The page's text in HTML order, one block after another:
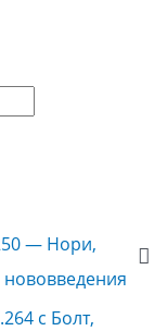
— Нори,
с Болт,